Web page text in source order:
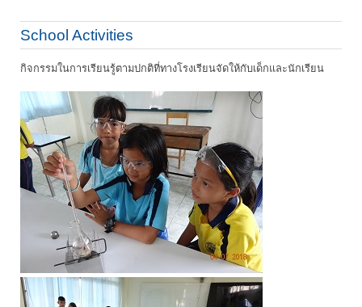
School Activities
กิจกรรมในการเรียนรู้ตามปกติที่ทางโรงเรียนจัดให้กับเด็กและนักเรียน